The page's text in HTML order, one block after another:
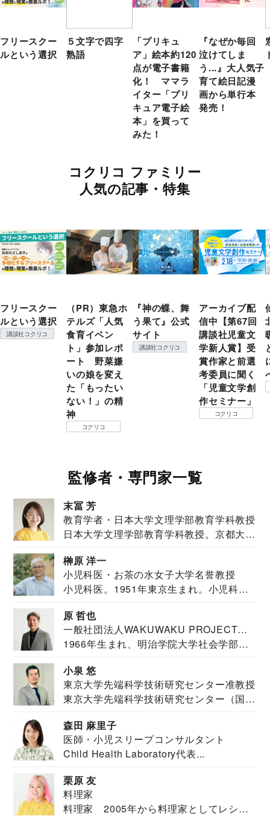
フリースクー
ルという選択
５文字で四字
熟語
「プリキュ
ア」絵本約120
点が電子書籍
化！ ママラ
イター「プリ
キュア電子絵
本」を買って
みた！
『なぜか毎回
泣けてしま
う...』大人気子
育て絵日記漫
画から単行本
発売！
コクリコ ファミリー
人気の記事・特集
フリースクー
ルという選択
講談社コクリコ
（PR）東急ホ
テルズ「人気
食育イベン
ト」参加レポ
ート 野菜嫌
いの娘を変え
た「もったい
ない！」の精
神
コクリコ
『神の蝶、舞
う果て』公式
サイト
講談社コクリコ
アーカイブ配
信中【第67回
講談社児童文
学新人賞】受
賞作家と前選
考委員に聞く
「児童文学創
作セミナー」
コクリコ
監修者・専門家一覧
末冨 芳
教育学者・日本大学文理学部教育学科教授
日本大学文理学部教育学科教授。京都大学
榊原 洋一
小児科医・お茶の水女子大学名誉教授
小児科医。1951年東京生まれ。小児科
原 哲也
一般社団法人WAKUWAKU PROJECT
JAPAN代表・言語聴覚士・社会福祉士
1966年生まれ、明治学院大学社会学部福
小泉 悠
東京大学先端科学技術研究センター准教授
東京大学先端科学技術研究センター（国際
森田 麻里子
医師・小児スリープコンサルタント
Child Health Laboratory代表...
栗原 友
料理家
料理家 2005年から料理家としてレシピ